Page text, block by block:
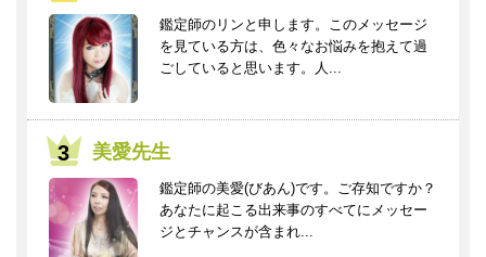
鑑定師のリンと申します。このメッセージ
を見ている方は、色々なお悩みを抱えて過
ごしていると思います。人...
美愛先生
鑑定師の美愛(びあん)です。ご存知ですか？
あなたに起こる出来事のすべてにメッセー
ジとチャンスが含まれ...